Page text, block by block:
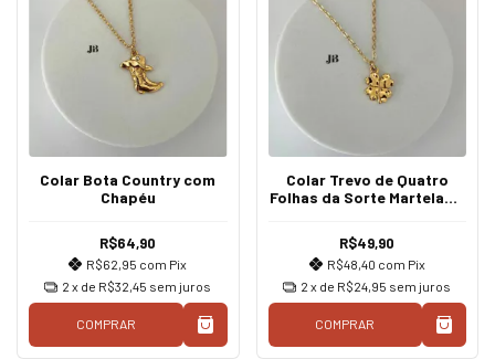
Colar Bota Country com
Chapéu
R$64,90
R$62,95 com Pix
2 x de R$32,45 sem juros
COMPRAR
Colar Trevo de Quatro
Folhas da Sorte Martelado
R$49,90
R$48,40 com Pix
2 x de R$24,95 sem juros
COMPRAR